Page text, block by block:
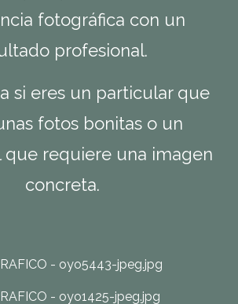
fotográfica con un
profesional.
si eres un particular que
fotos bonitas o un
que requiere una imagen
concreta.